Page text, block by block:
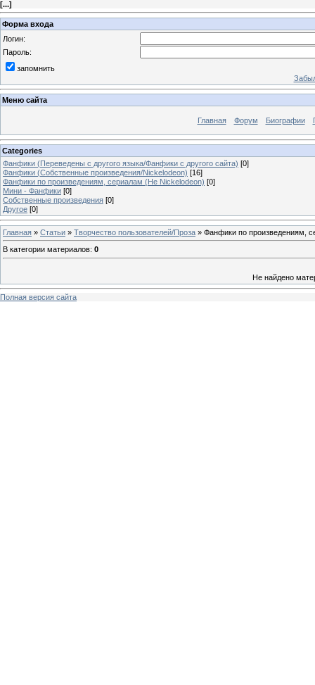
[...]
Форма входа
Логин:
Пароль:
запомнить
Меню сайта
Главная Форум Биографии
Categories
Фанфики (Переведены с другого языка/Фанфики с другого сайта) [0]
Фанфики (Собственные произведения/Nickelodeon) [16]
Фанфики по произведениям, сериалам (Не Nickelodeon) [0]
Мини - Фанфики [0]
Собственные произведения [0]
Другое [0]
Главная » Статьи » Творчество пользователей/Проза » Фанфики по произведениям,
В категории материалов: 0
Не найдено
Полная версия сайта